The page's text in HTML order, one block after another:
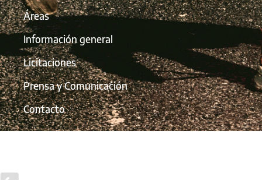
Áreas
Información general
Licitaciones
Prensa y Comunicación
Contacto